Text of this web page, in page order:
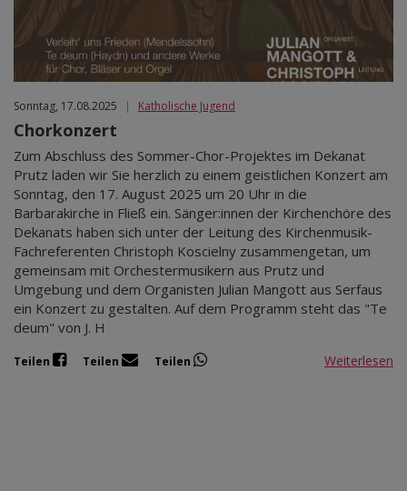
Sonntag, 17.08.2025 | Katholische Jugend
Chorkonzert
Zum Abschluss des Sommer-Chor-Projektes im Dekanat
Prutz laden wir Sie herzlich zu einem geistlichen Konzert am
Sonntag, den 17. August 2025 um 20 Uhr in die
Barbarakirche in Fließ ein. Sänger:innen der Kirchenchöre des
Dekanats haben sich unter der Leitung des Kirchenmusik-
Fachreferenten Christoph Koscielny zusammengetan, um
gemeinsam mit Orchestermusikern aus Prutz und
Umgebung und dem Organisten Julian Mangott aus Serfaus
ein Konzert zu gestalten. Auf dem Programm steht das "Te
deum" von J. H
Teilen Teilen Teilen Weiterlesen